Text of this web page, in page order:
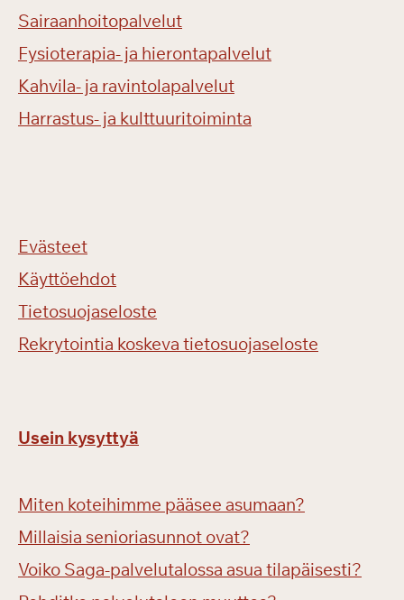
Sairaanhoitopalvelut
Fysioterapia- ja hierontapalvelut
Kahvila- ja ravintolapalvelut
Harrastus- ja kulttuuritoiminta
Evästeet
Käyttöehdot
Tietosuojaseloste
Rekrytointia koskeva tietosuojaseloste
Usein kysyttyä
Miten koteihimme pääsee asumaan?
Millaisia senioriasunnot ovat?
Voiko Saga-palvelutalossa asua tilapäisesti?